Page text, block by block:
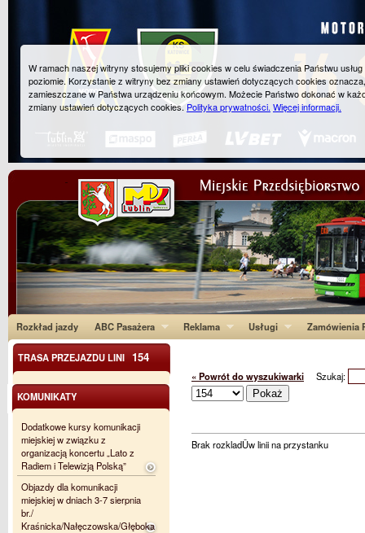
Rozkład jazdy ABC Pasażera Reklama Usługi Zamówienia
« Powrót do wyszukiwarki Szukaj:
Brak rozkladÛw linii na przystanku
TRASA PRZEJAZDU LINI 154
KOMUNIKATY
Dodatkowe kursy komunikacji
miejskiej w związku z
organizacją koncertu „Lato z
Radiem i Telewizją Polską”
Objazdy dla komunikacji
miejskiej w dniach 3-7 sierpnia
br./
Kraśnicka/Nałęczowska/Głęboka
W ramach naszej witryny stosujemy pliki cookies w celu świadczenia Państwu
poziomie. Korzystanie z witryny bez zmiany ustawień dotyczących cookies
zamieszczane w Państwa urządzeniu końcowym. Możecie Państwo dokonać w
zmiany ustawień dotyczących cookies.Polityka prywatności. Więcej informacji.